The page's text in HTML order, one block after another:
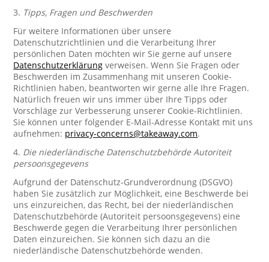
3. Tipps, Fragen und Beschwerden
Für weitere Informationen über unsere
Datenschutzrichtlinien und die Verarbeitung Ihrer
persönlichen Daten möchten wir Sie gerne auf unsere
Datenschutzerklärung verweisen. Wenn Sie Fragen oder
Beschwerden im Zusammenhang mit unseren Cookie-
Richtlinien haben, beantworten wir gerne alle Ihre Fragen.
Natürlich freuen wir uns immer über Ihre Tipps oder
Vorschläge zur Verbesserung unserer Cookie-Richtlinien.
Sie können unter folgender E-Mail-Adresse Kontakt mit uns
aufnehmen: privacy-concerns@takeaway.com.
4. Die niederländische Datenschutzbehörde Autoriteit
persoonsgegevens
Aufgrund der Datenschutz-Grundverordnung (DSGVO)
haben Sie zusätzlich zur Möglichkeit, eine Beschwerde bei
uns einzureichen, das Recht, bei der niederländischen
Datenschutzbehörde (Autoriteit persoonsgegevens) eine
Beschwerde gegen die Verarbeitung Ihrer persönlichen
Daten einzureichen. Sie können sich dazu an die
niederländische Datenschutzbehörde wenden.